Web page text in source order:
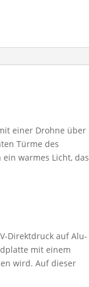
einer Drohne über
Türme des
warmes Licht, das
Direktdruck auf Alu-
mit einem
wird. Auf dieser